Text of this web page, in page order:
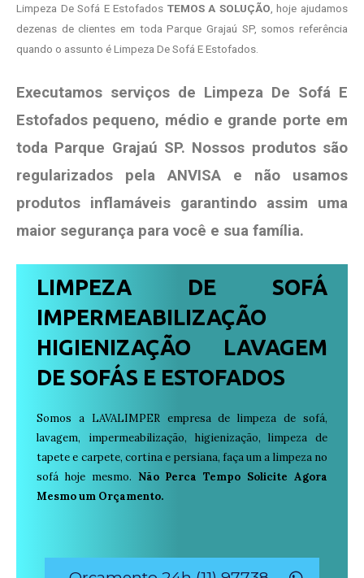
Limpeza De Sofá E Estofados TEMOS A SOLUÇÃO , hoje ajudamos
dezenas de clientes em toda Parque Grajaú SP, somos referência
quando o assunto é Limpeza De Sofá E Estofados.
Executamos serviços de Limpeza De Sofá E
Estofados pequeno, médio e grande porte em
toda Parque Grajaú SP. Nossos produtos são
regularizados pela ANVISA e não usamos
produtos inflamáveis garantindo assim uma
maior segurança para você e sua família.
LIMPEZA DE SOFÁ
IMPERMEABILIZAÇÃO
HIGIENIZAÇÃO LAVAGEM
DE SOFÁS E ESTOFADOS
Somos a LAVALIMPER empresa de limpeza de sofá,
lavagem, impermeabilização, higienização, limpeza de
tapete e carpete, cortina e persiana, faça um a limpeza no
sofá hoje mesmo. Não Perca Tempo Solicite Agora
Mesmo um Orçamento.